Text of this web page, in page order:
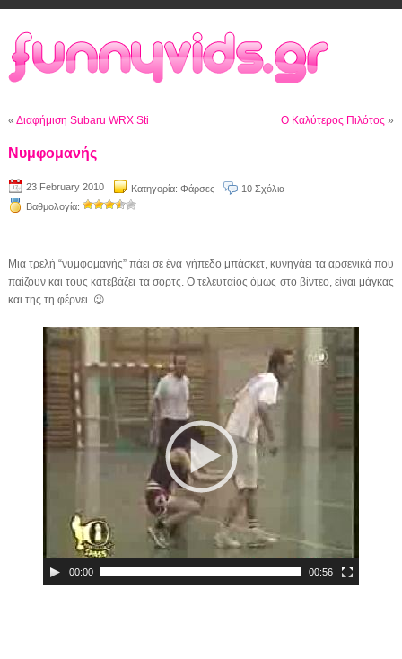
« Διαφήμιση Subaru WRX Sti Ο Καλύτερος Πιλότος »
Νυμφομανής
23 February 2010 Κατηγορία: Φάρσες
10 Σχόλια
Βαθμολογία:
Μια τρελή “νυμφομανής” πάει σε ένα γήπεδο μπάσκετ, κυνηγάει τα αρσενικά που
παίζουν και τους κατεβάζει τα σορτς. Ο τελευταίος όμως στο βίντεο, είναι μάγκας
και της τη φέρνει. 😉
Video
Player
00:00 00:56